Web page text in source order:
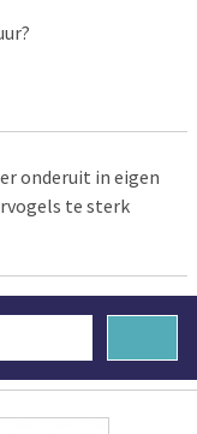
onderuit in eigen
te sterk